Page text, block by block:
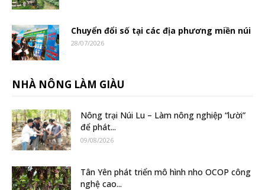
Chuyển đổi số tại các địa phương miền núi
28/07/2026
NHÀ NÔNG LÀM GIÀU
Nông trại Núi Lu – Làm nông nghiệp “lười”
để phát...
09/08/2026
Tân Yên phát triển mô hình nho OCOP công
nghệ cao...